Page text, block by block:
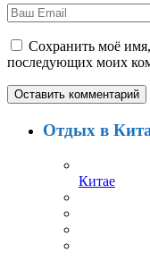
Сохранить моё имя,
последующих моих
Отдых в
Китае